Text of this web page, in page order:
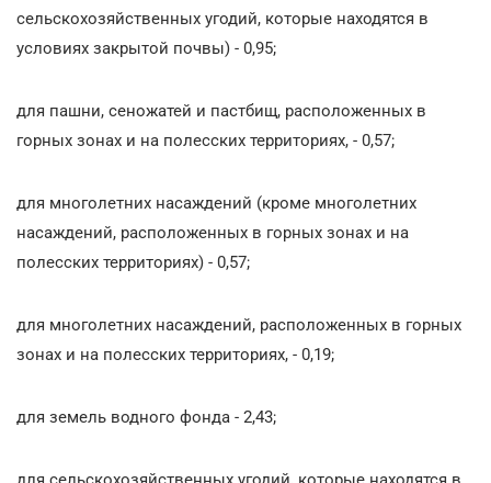
сельскохозяйственных угодий, которые находятся в
условиях закрытой почвы) - 0,95;
для пашни, сеножатей и пастбищ, расположенных в
горных зонах и на полесских территориях, - 0,57;
для многолетних насаждений (кроме многолетних
насаждений, расположенных в горных зонах и на
полесских территориях) - 0,57;
для многолетних насаждений, расположенных в горных
зонах и на полесских территориях, - 0,19;
для земель водного фонда - 2,43;